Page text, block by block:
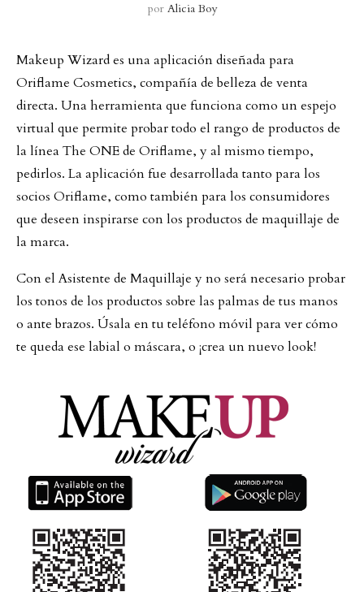
por Alicia Boy
Makeup Wizard es una aplicación diseñada para
Oriflame Cosmetics, compañía de belleza de venta
directa. Una herramienta que funciona como un espejo
virtual que permite probar todo el rango de productos de
la línea The ONE de Oriflame, y al mismo tiempo,
pedirlos. La aplicación fue desarrollada tanto para los
socios Oriflame, como también para los consumidores
que deseen inspirarse con los productos de maquillaje de
la marca.
Con el Asistente de Maquillaje y no será necesario probar
los tonos de los productos sobre las palmas de tus manos
o ante brazos. Úsala en tu teléfono móvil para ver cómo
te queda ese labial o máscara, o ¡crea un nuevo look!